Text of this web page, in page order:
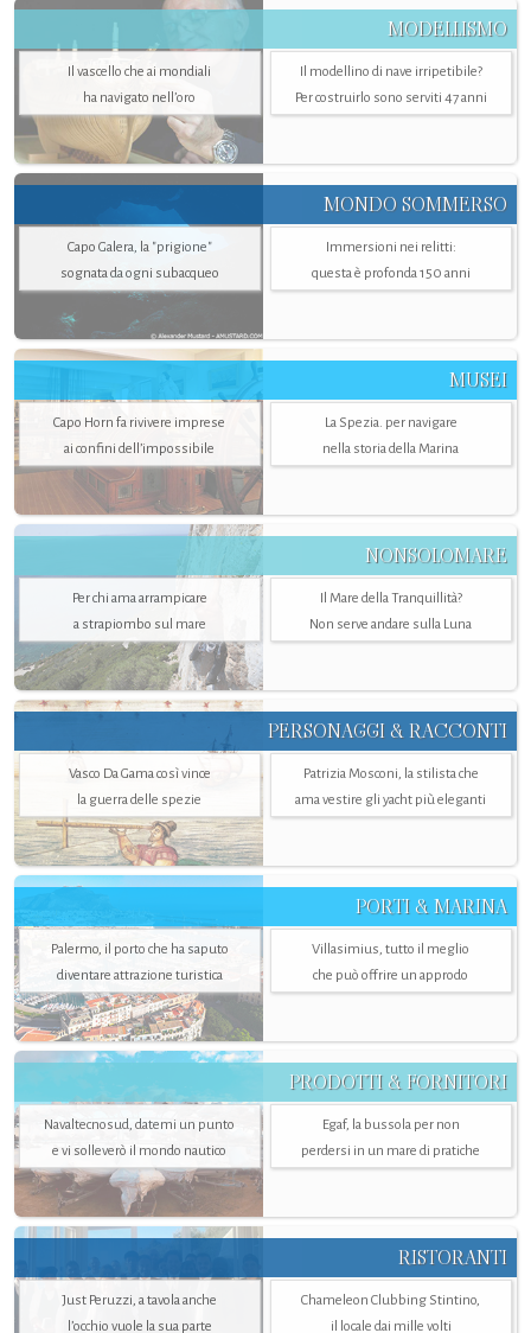
MODELLISMO
Il vascello che ai mondiali
ha navigato nell’oro
Il modellino di nave irripetibile?
Per costruirlo sono serviti 47 anni
MONDO SOMMERSO
Capo Galera, la "prigione"
sognata da ogni subacqueo
Immersioni nei relitti:
questa è profonda 150 anni
MUSEI
Capo Horn fa rivivere imprese
ai confini dell’impossibile
La Spezia. per navigare
nella storia della Marina
NONSOLOMARE
Per chi ama arrampicare
a strapiombo sul mare
Il Mare della Tranquillità?
Non serve andare sulla Luna
PERSONAGGI & RACCONTI
Vasco Da Gama così vince
la guerra delle spezie
Patrizia Mosconi, la stilista che
ama vestire gli yacht più eleganti
PORTI & MARINA
Palermo, il porto che ha saputo
diventare attrazione turistica
Villasimius, tutto il meglio
che può offrire un approdo
PRODOTTI & FORNITORI
Navaltecnosud, datemi un punto
e vi solleverò il mondo nautico
Egaf, la bussola per non
perdersi in un mare di pratiche
RISTORANTI
Just Peruzzi, a tavola anche
l’occhio vuole la sua parte
Chameleon Clubbing Stintino,
il locale dai mille volti